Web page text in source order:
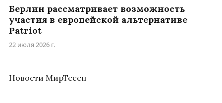
Берлин рассматривает возможность
участия в европейской альтернативе
Patriot
22 июля 2026 г.
Новости МирТесен